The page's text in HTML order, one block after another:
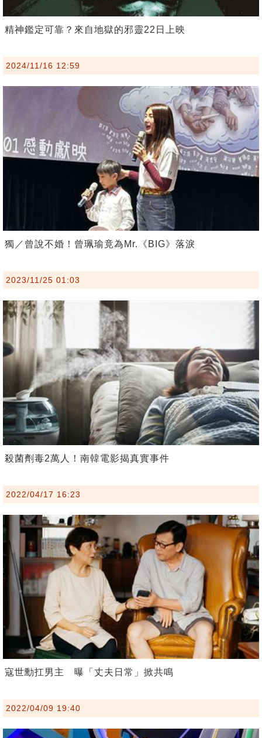
精神鑑定可靠？來自地獄的邪靈22日上映
2024/11/16 12:59
獨／曾說不婚！曾珮瑜竟為Mr.《BIG》落淚
2023/11/25 01:03
殺菌劑毒2萬人！南韓電影揭真實事件
2022/04/17 16:23
寇世勳扛男主 曝「丈夫日常」掀共鳴
2022/04/09 19:40